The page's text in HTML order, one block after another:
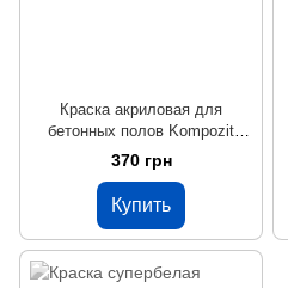
Краска акриловая для
бетонных полов Kompozit
АК-11, 1 кг, белый,
шелковисто-матовый
370 грн
Купить